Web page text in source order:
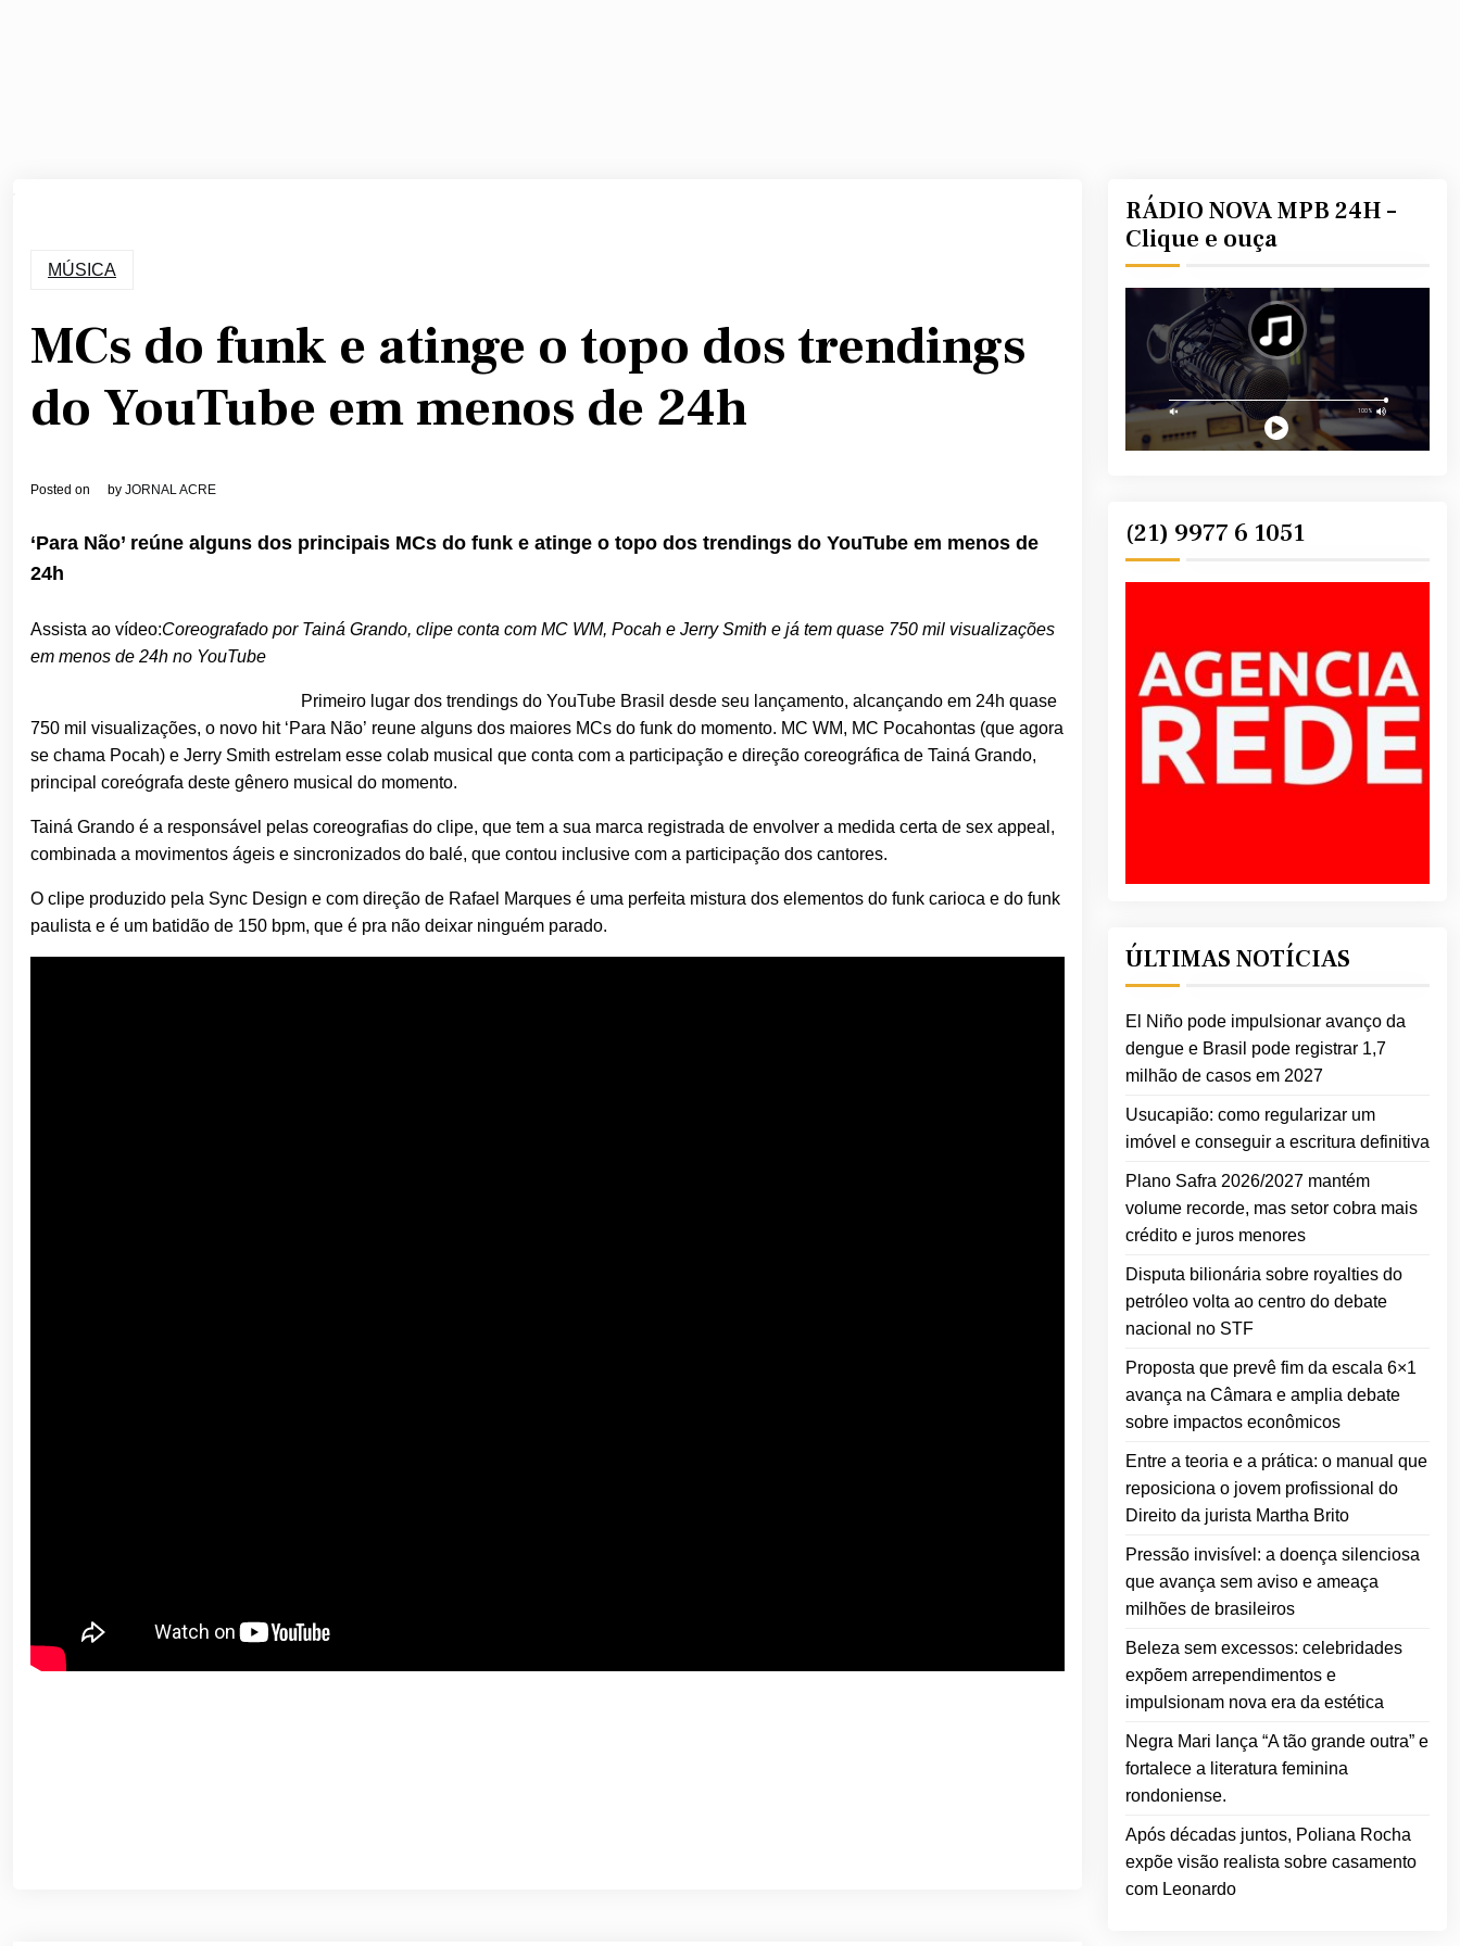
MÚSICA
MCs do funk e atinge o topo dos trendings
do YouTube em menos de 24h
Posted on by JORNAL ACRE
‘Para Não’ reúne alguns dos principais MCs do funk e atinge o topo dos trendings do YouTube em menos de
24h
Assista ao vídeo:Coreografado por Tainá Grando, clipe conta com MC WM, Pocah e Jerry Smith e já tem quase 750 mil visualizações
em menos de 24h no YouTube
Primeiro lugar dos trendings do YouTube Brasil desde seu lançamento, alcançando em 24h quase
750 mil visualizações, o novo hit ‘Para Não’ reune alguns dos maiores MCs do funk do momento. MC WM, MC Pocahontas (que agora
se chama Pocah) e Jerry Smith estrelam esse colab musical que conta com a participação e direção coreográfica de Tainá Grando,
principal coreógrafa deste gênero musical do momento.
Tainá Grando é a responsável pelas coreografias do clipe, que tem a sua marca registrada de envolver a medida certa de sex appeal,
combinada a movimentos ágeis e sincronizados do balé, que contou inclusive com a participação dos cantores.
O clipe produzido pela Sync Design e com direção de Rafael Marques é uma perfeita mistura dos elementos do funk carioca e do funk
paulista e é um batidão de 150 bpm, que é pra não deixar ninguém parado.
RÁDIO NOVA MPB 24H –
Clique e ouça
(21) 9977 6 1051
ÚLTIMAS NOTÍCIAS
El Niño pode impulsionar avanço da
dengue e Brasil pode registrar 1,7
milhão de casos em 2027
Usucapião: como regularizar um
imóvel e conseguir a escritura definitiva
Plano Safra 2026/2027 mantém
volume recorde, mas setor cobra mais
crédito e juros menores
Disputa bilionária sobre royalties do
petróleo volta ao centro do debate
nacional no STF
Proposta que prevê fim da escala 6×1
avança na Câmara e amplia debate
sobre impactos econômicos
Entre a teoria e a prática: o manual que
reposiciona o jovem profissional do
Direito da jurista Martha Brito
Pressão invisível: a doença silenciosa
que avança sem aviso e ameaça
milhões de brasileiros
Beleza sem excessos: celebridades
expõem arrependimentos e
impulsionam nova era da estética
Negra Mari lança “A tão grande outra” e
fortalece a literatura feminina
rondoniense.
Após décadas juntos, Poliana Rocha
expõe visão realista sobre casamento
com Leonardo